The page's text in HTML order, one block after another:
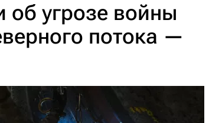
угрозе войны
потока —